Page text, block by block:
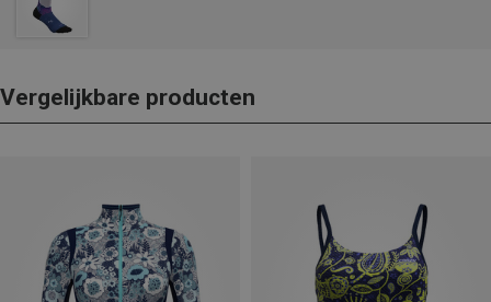
Vergelijkbare producten